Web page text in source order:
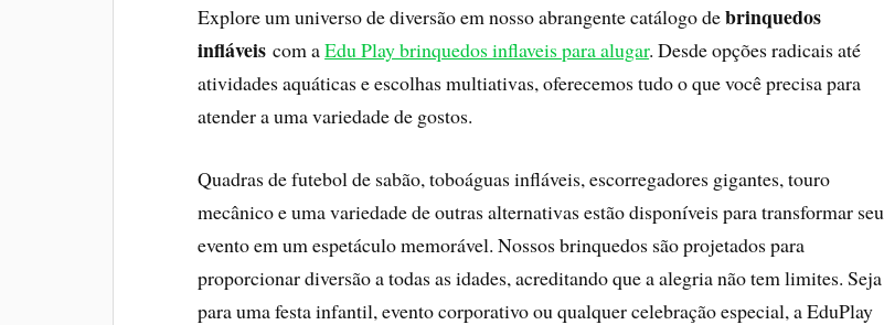
Explore um universo de diversão em nosso abrangente catálogo debrinquedos
infláveis com aEdu Play brinquedos inflaveis para alugar. Desde opções radicais até
atividades aquáticas e escolhas multiativas, oferecemos tudo o que você precisa para
atender a uma variedade de gostos.
Quadras de futebol de sabão, toboáguas infláveis, escorregadores gigantes, touro
mecânico e uma variedade de outras alternativas estão disponíveis para transformar seu
evento em um espetáculo memorável. Nossos brinquedos são projetados para
proporcionar diversão a todas as idades, acreditando que a alegria não tem limites. Seja
para uma festa infantil, evento corporativo ou qualquer celebração especial, a EduPlay